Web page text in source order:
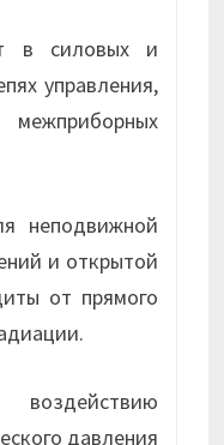
в силовых и
управления,
неподвижной
и открытой
от прямого
давления